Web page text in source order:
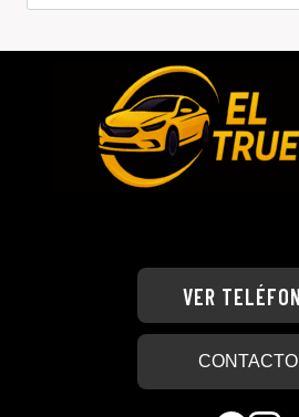
VER
CONTACTO